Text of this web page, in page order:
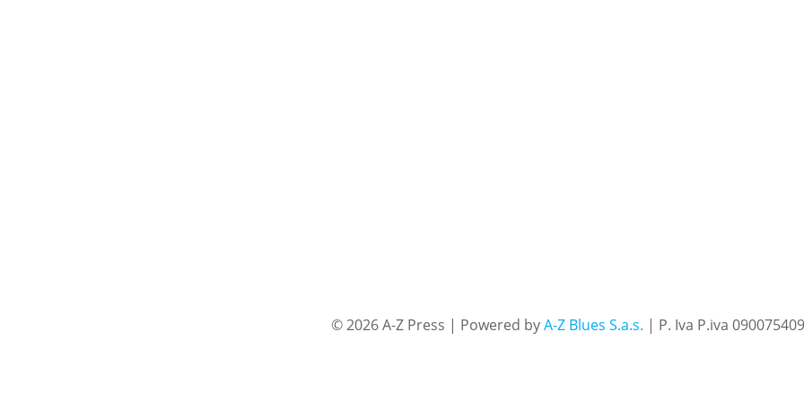
© 2026 A-Z Press | Powered byA-Z Blues S.a.s. | P. Iva P.iva